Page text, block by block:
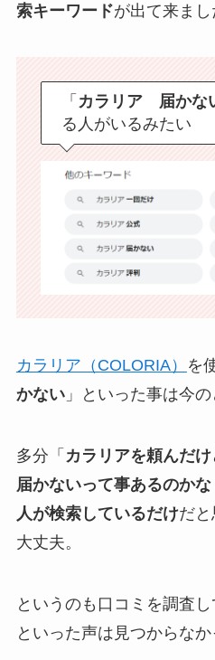
索キーワードが出て来まし
「 カラリア 届かな
る人がいるみたい
カラリア（COLORIA） を
かない」といった事は今の
多分「 カラリアを頼んだ
届かないって事あるのかな
人が検索しているだけだと
大丈夫。
というのも口コミを調査し
といった声は見つからなか